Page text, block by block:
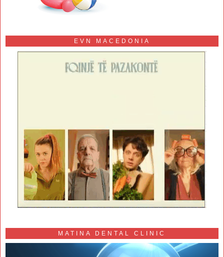
EVN MACEDONIA
MATINA DENTAL CLINIC